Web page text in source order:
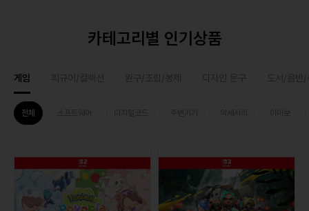
카테고리별 인기상품
게임 피규어/컬렉션 완구/조립/봉제 디자인 문구 도서/음반
전체 디지털코드 주변기기 악세서리